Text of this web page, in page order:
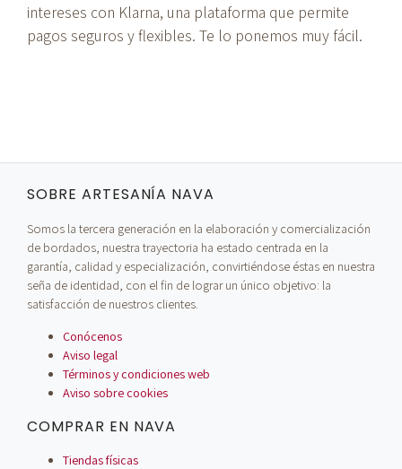
intereses con Klarna, una plataforma que permite
pagos seguros y flexibles. Te lo ponemos muy fácil.
SOBRE ARTESANÍA NAVA
Somos la tercera generación en la elaboración y comercialización
de bordados, nuestra trayectoria ha estado centrada en la
garantía, calidad y especialización, convirtiéndose éstas en nuestra
seña de identidad, con el fin de lograr un único objetivo: la
satisfacción de nuestros clientes.
Conócenos
Aviso legal
Términos y condiciones web
Aviso sobre cookies
COMPRAR EN NAVA
Tiendas físicas